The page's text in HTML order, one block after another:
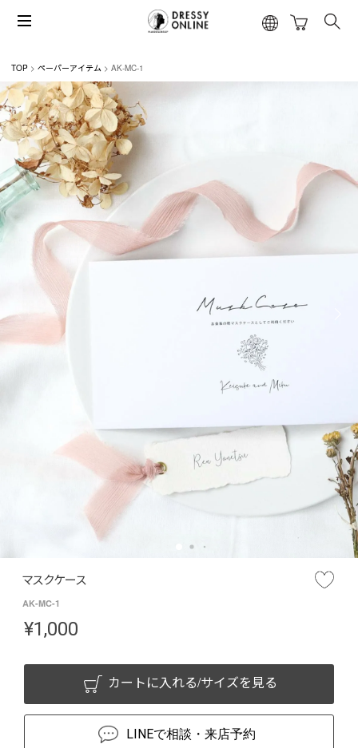
TOP ペーパーアイテム AK-MC-1
マスクケース
AK-MC-1
¥1,000
カートに入れる/サイズを見る
LINEで相談・来店予約